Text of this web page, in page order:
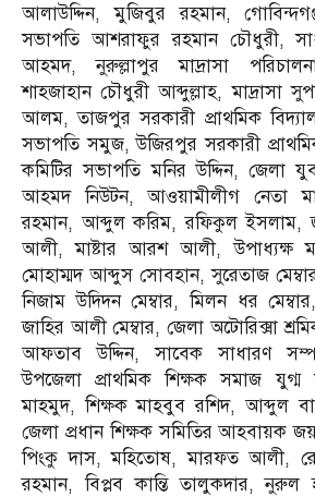
আলাউদ্দিন, মুজিবুর রহমান,
সভাপতি আশরাফুর রহমান চৌধুরী,
আহমদ, নুরুল্লাপুর মাদ্রাসা
শাহজাহান চৌধুরী আব্দুল্লাহ, মাদ্রাসা
আলম, তাজপুর সরকারী প্রাথমিক
সভাপতি সমুজ, উজিরপুর সরকারী
কমিটির সভাপতি মনির উদ্দিন, জেলা
আহমদ নিউটন, আওয়ামীলীগ নেতা
রহমান, আব্দুল করিম, রফিকুল ইসলাম,
আলী, মাষ্টার আরশ আলী, উপাধ্যক্ষ
মোহাম্মদ আব্দুস সোবহান, সুরেতাজ
নিজাম উদিদন মেম্বার, মিলন ধর
জাহির আলী মেম্বার, জেলা অটোরিক্সা
আফতাব উদ্দিন, সাবেক সাধারণ
উপজেলা প্রাথমিক শিক্ষক সমাজ
মাহমুদ, শিক্ষক মাহবুব রশিদ, আব্দুল
জেলা প্রধান শিক্ষক সমিতির আহবায়ক
পিংকু দাস, মহিতোষ, মারফত আলী,
রহমান, বিপ্লব কান্তি তালুকদার,